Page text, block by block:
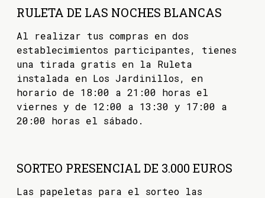
RULETA DE LAS NOCHES BLANCAS
Al realizar tus compras en dos
establecimientos participantes, tienes
una tirada gratis en la Ruleta
instalada en Los Jardinillos, en
horario de 18:00 a 21:00 horas el
viernes y de 12:00 a 13:30 y 17:00 a
20:00 horas el sábado.
SORTEO PRESENCIAL DE 3.000 EUROS
Las papeletas para el sorteo las